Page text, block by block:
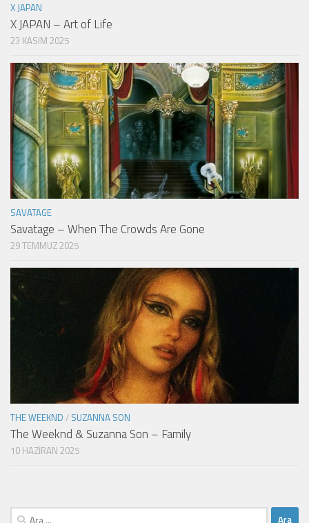
X JAPAN
X JAPAN – Art of Life
23 KASIM 2025
SAVATAGE
Savatage – When The Crowds Are Gone
29 TEMMUZ 2025
THE WEEKND / SUZANNA SON
The Weeknd & Suzanna Son – Family
10 HAZIRAN 2025
Arama: